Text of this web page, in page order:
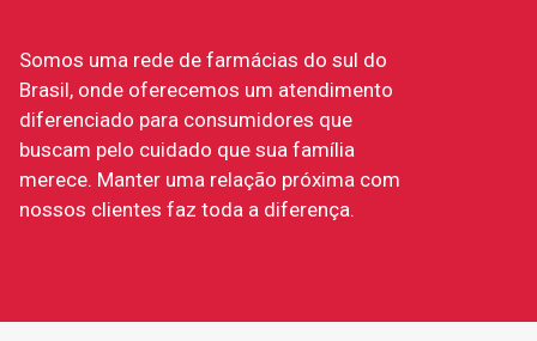
Somos uma rede de farmácias do sul do
Brasil, onde oferecemos um atendimento
diferenciado para consumidores que
buscam pelo cuidado que sua família
merece. Manter uma relação próxima com
nossos clientes faz toda a diferença.